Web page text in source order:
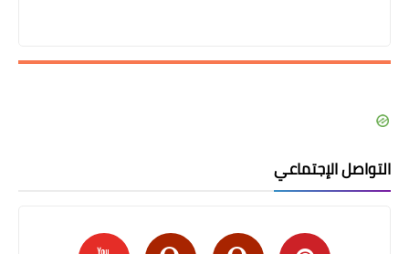
التواصل الإجتماعي